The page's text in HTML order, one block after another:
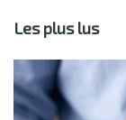
Les plus lus